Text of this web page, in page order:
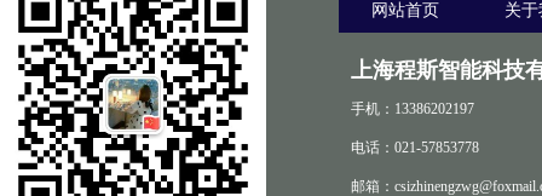
网站首页 关
上海程斯智能科技
手机：13386202197
电话：021-57853778
邮箱：